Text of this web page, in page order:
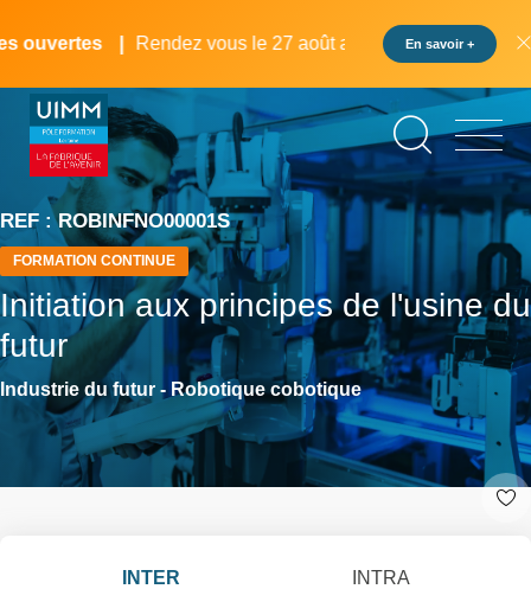
au
principal
ouvertes Rendez vous le 27 août au pôle formation
En savoir +
REF : ROBINFNO00001S
FORMATION CONTINUE
Initiation aux principes de l'usine du
futur
Industrie du futur - Robotique cobotique
INTER INTRA